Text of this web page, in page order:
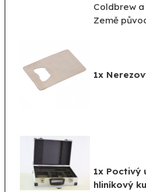
Coldbrew a
Země
1x
1x Poctivý
hliníkový